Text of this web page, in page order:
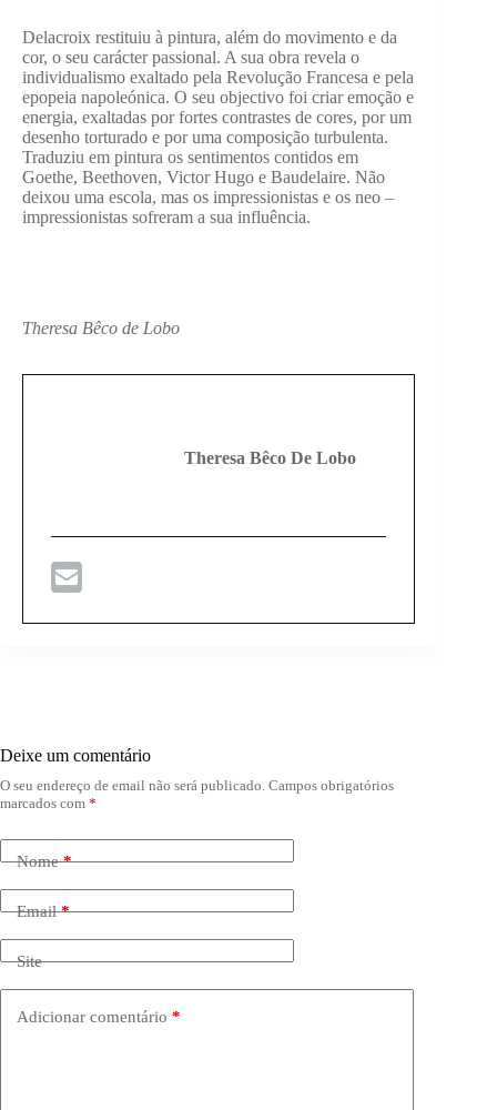
Delacroix restituiu à pintura, além do movimento e da
cor, o seu carácter passional. A sua obra revela o
individualismo exaltado pela Revolução Francesa e pela
epopeia napoleónica. O seu objectivo foi criar emoção e
energia, exaltadas por fortes contrastes de cores, por um
desenho torturado e por uma composição turbulenta.
Traduziu em pintura os sentimentos contidos em
Goethe, Beethoven, Victor Hugo e Baudelaire. Não
deixou uma escola, mas os impressionistas e os neo –
impressionistas sofreram a sua influência.
Theresa Bêco de Lobo
Theresa Bêco De Lobo
Deixe um comentário
O seu endereço de email não será publicado. Campos obrigatórios
marcados com *
Nome*
Email*
Site
Adicionar comentário *